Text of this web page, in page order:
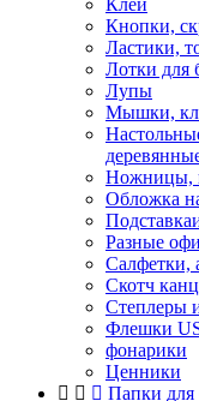
Клей
Кнопки,
Ластики,
Лотки для
Лупы
Мышки,
Ножницы,
Обложка
Разные
Салфетки,
Скотч
Степлеры
Флешки
фонарики
Ценники
Папки для